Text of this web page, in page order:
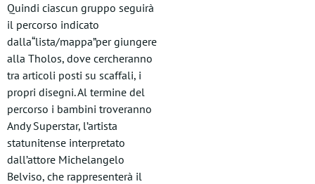
Quindi ciascun gruppo seguirà
il percorso indicato
dalla“lista/mappa”per giungere
alla Tholos, dove cercheranno
tra articoli posti su scaffali, i
propri disegni. Al termine del
percorso i bambini troveranno
Andy Superstar, l’artista
statunitense interpretato
dall’attore Michelangelo
Belviso, che rappresenterà il